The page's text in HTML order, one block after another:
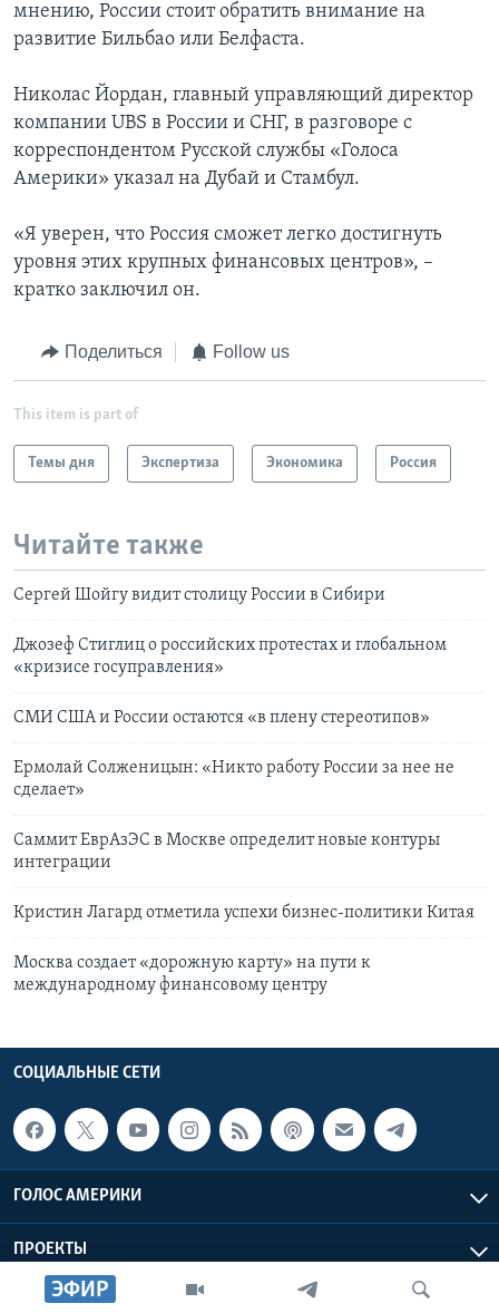
ЭФИР
мнению, России стоит обратить внимание на
развитие Бильбао или Белфаста.
Николас Йордан, главный управляющий директор
компании UBS в России и СНГ, в разговоре с
корреспондентом Русской службы «Голоса
Америки» указал на Дубай и Стамбул.
«Я уверен, что Россия сможет легко достигнуть
уровня этих крупных финансовых центров», –
кратко заключил он.
Поделиться Follow us
This item is part of
Темы дня Экспертиза Экономика Россия
Читайте также
Сергей Шойгу видит столицу России в Сибири
Джозеф Стиглиц о российских протестах и глобальном
«кризисе госуправления»
СМИ США и России остаются «в плену стереотипов»
Ермолай Солженицын: «Никто работу России за нее не
сделает»
Саммит ЕврАзЭС в Москве определит новые контуры
интеграции
Кристин Лагард отметила успехи бизнес-политики Китая
Москва создает «дорожную карту» на пути к
международному финансовому центру
СОЦИАЛЬНЫЕ СЕТИ
ГОЛОС АМЕРИКИ
ПРОЕКТЫ